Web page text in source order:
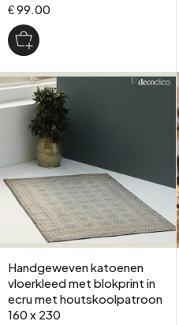
€ 99.00
Handgeweven katoenen
vloerkleed met blokprint in
ecru met houtskoolpatroon
160 x 230